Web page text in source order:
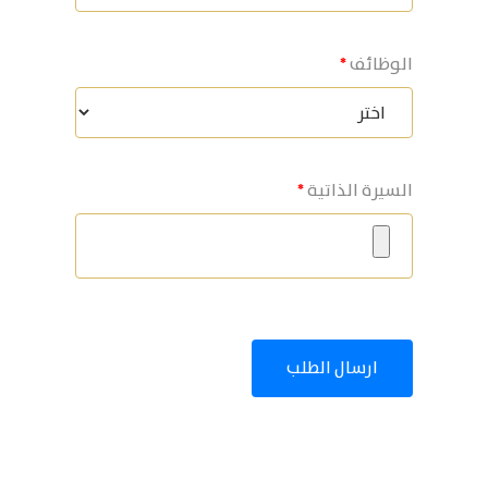
الوظائف
السيرة الذاتية
ارسال الطلب